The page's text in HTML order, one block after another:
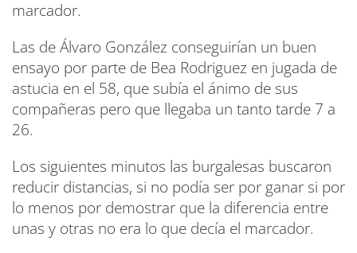
marcador.
Las de Álvaro González conseguirían un buen
ensayo por parte de Bea Rodriguez en jugada de
astucia en el 58, que subía el ánimo de sus
compañeras pero que llegaba un tanto tarde 7 a
26.
Los siguientes minutos las burgalesas buscaron
reducir distancias, si no podía ser por ganar si por
lo menos por demostrar que la diferencia entre
unas y otras no era lo que decía el marcador.